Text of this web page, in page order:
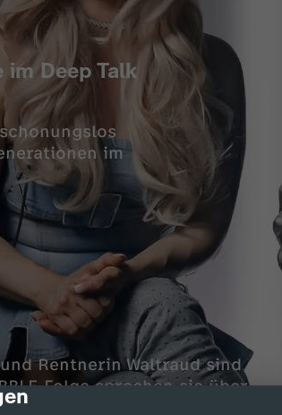
Deep Talk
im
Rentnerin Waltraud sind
Folge sprechen sie über
die eine große Liebe – und